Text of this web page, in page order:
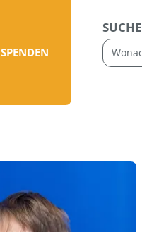
SPENDEN
SUCHE